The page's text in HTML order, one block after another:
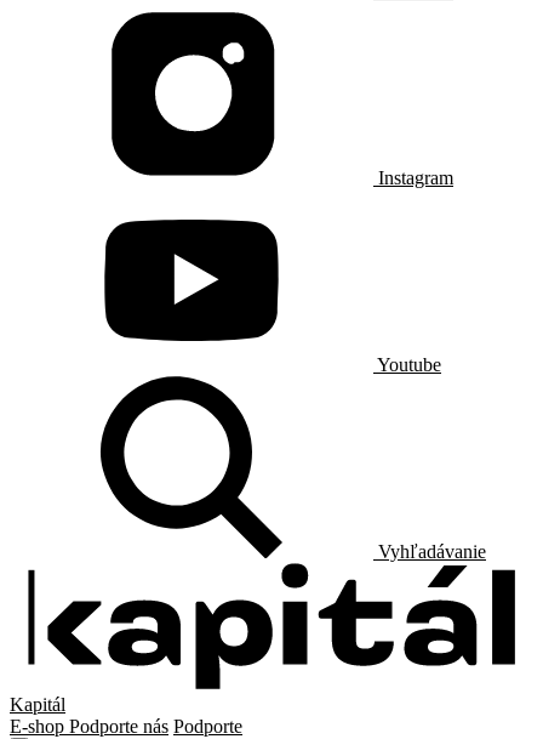
Instagram
Youtube
Vyhľadávanie
Kapitál
E-shop Podporte nás Podporte